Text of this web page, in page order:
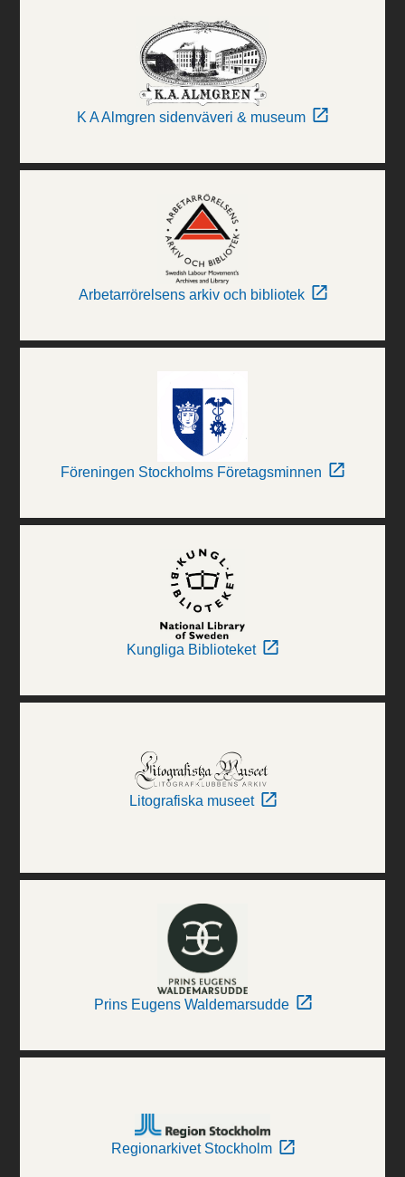
K A Almgren sidenväveri & museum
Arbetarrörelsens arkiv och bibliotek
Föreningen Stockholms Företagsminnen
Kungliga Biblioteket
Litografiska museet
Prins Eugens Waldemarsudde
Regionarkivet Stockholm